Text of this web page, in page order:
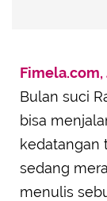
Fimela.com,
Bulan suci
bisa
kedatangan
sedang
menulis